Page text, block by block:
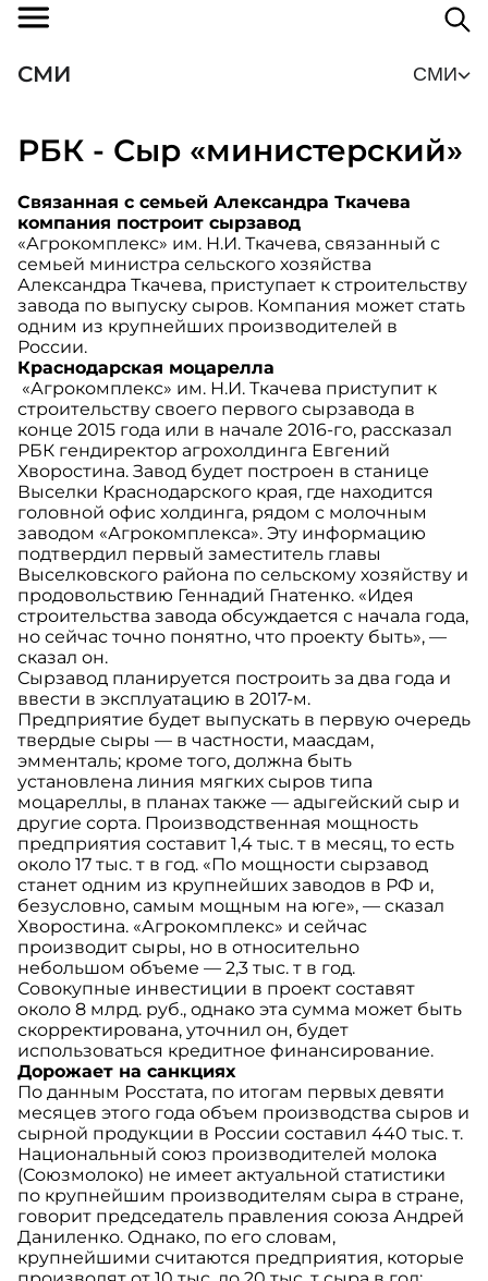
СМИ СМИ
РБК - Сыр «министерский»
Связанная с семьей Александра Ткачева
компания построит сырзавод
«Агрокомплекс» им. Н.И. Ткачева, связанный с
семьей министра сельского хозяйства
Александра Ткачева, приступает к строительству
завода по выпуску сыров. Компания может стать
одним из крупнейших производителей в
России.
Краснодарская моцарелла
«Агрокомплекс» им. Н.И. Ткачева приступит к
строительству своего первого сырзавода в
конце 2015 года или в начале 2016-го, рассказал
РБК гендиректор агрохолдинга Евгений
Хворостина. Завод будет построен в станице
Выселки Краснодарского края, где находится
головной офис холдинга, рядом с молочным
заводом «Агрокомплекса». Эту информацию
подтвердил первый заместитель главы
Выселковского района по сельскому хозяйству и
продовольствию Геннадий Гнатенко. «Идея
строительства завода обсуждается с начала года,
но сейчас точно понятно, что проекту быть», —
сказал он.
Сырзавод планируется построить за два года и
ввести в эксплуатацию в 2017-м.
Предприятие будет выпускать в первую очередь
твердые сыры — в частности, маасдам,
эмменталь; кроме того, должна быть
установлена линия мягких сыров типа
моцареллы, в планах также — адыгейский сыр и
другие сорта. Производственная мощность
предприятия составит 1,4 тыс. т в месяц, то есть
около 17 тыс. т в год. «По мощности сырзавод
станет одним из крупнейших заводов в РФ и,
безусловно, самым мощным на юге», — сказал
Хворостина. «Агрокомплекс» и сейчас
производит сыры, но в относительно
небольшом объеме — 2,3 тыс. т в год.
Совокупные инвестиции в проект составят
около 8 млрд. руб., однако эта сумма может быть
скорректирована, уточнил он, будет
использоваться кредитное финансирование.
Дорожает на санкциях
По данным Росстата, по итогам первых девяти
месяцев этого года объем производства сыров и
сырной продукции в России составил 440 тыс. т.
Национальный союз производителей молока
(Союзмолоко) не имеет актуальной статистики
по крупнейшим производителям сыра в стране,
говорит председатель правления союза Андрей
Даниленко. Однако, по его словам,
крупнейшими считаются предприятия, которые